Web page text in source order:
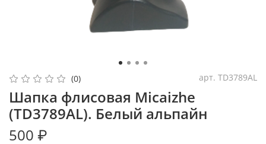
(0) арт. TD3789AL
Шапка флисовая Micaizhe
(TD3789AL). Белый альпайн
500 ₽